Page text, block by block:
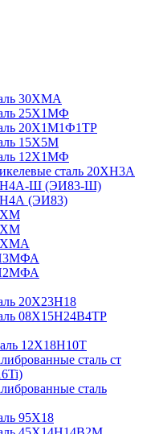
30ХМА
25Х1МФ
20Х1М1Ф1ТР
15Х5М
12Х1МФ
сталь 20ХН3А
Ш (ЭИ83-Ш)
(ЭИ83)
20Х23Н18
08Х15Н24В4ТР
12Х18Н10Т
сталь ст
сталь
95Х18